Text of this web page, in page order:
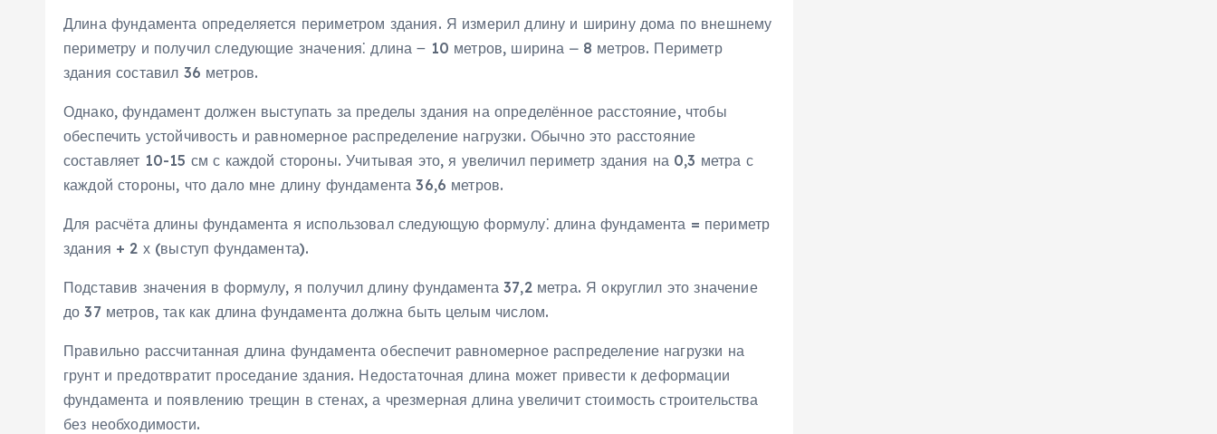
Длина фундамента определяется периметром здания. Я измерил длину и ширину дома по внешнему
периметру и получил следующие значения⁚ длина ౼ 10 метров‚ ширина ⎼ 8 метров. Периметр
здания составил 36 метров.
Однако‚ фундамент должен выступать за пределы здания на определённое расстояние‚ чтобы
обеспечить устойчивость и равномерное распределение нагрузки. Обычно это расстояние
составляет 10-15 см с каждой стороны. Учитывая это‚ я увеличил периметр здания на 0‚3 метра с
каждой стороны‚ что дало мне длину фундамента 36‚6 метров.
Для расчёта длины фундамента я использовал следующую формулу⁚ длина фундамента = периметр
здания + 2 х (выступ фундамента).
Подставив значения в формулу‚ я получил длину фундамента 37‚2 метра. Я округлил это значение
до 37 метров‚ так как длина фундамента должна быть целым числом.
Правильно рассчитанная длина фундамента обеспечит равномерное распределение нагрузки на
грунт и предотвратит проседание здания. Недостаточная длина может привести к деформации
фундамента и появлению трещин в стенах‚ а чрезмерная длина увеличит стоимость строительства
без необходимости.